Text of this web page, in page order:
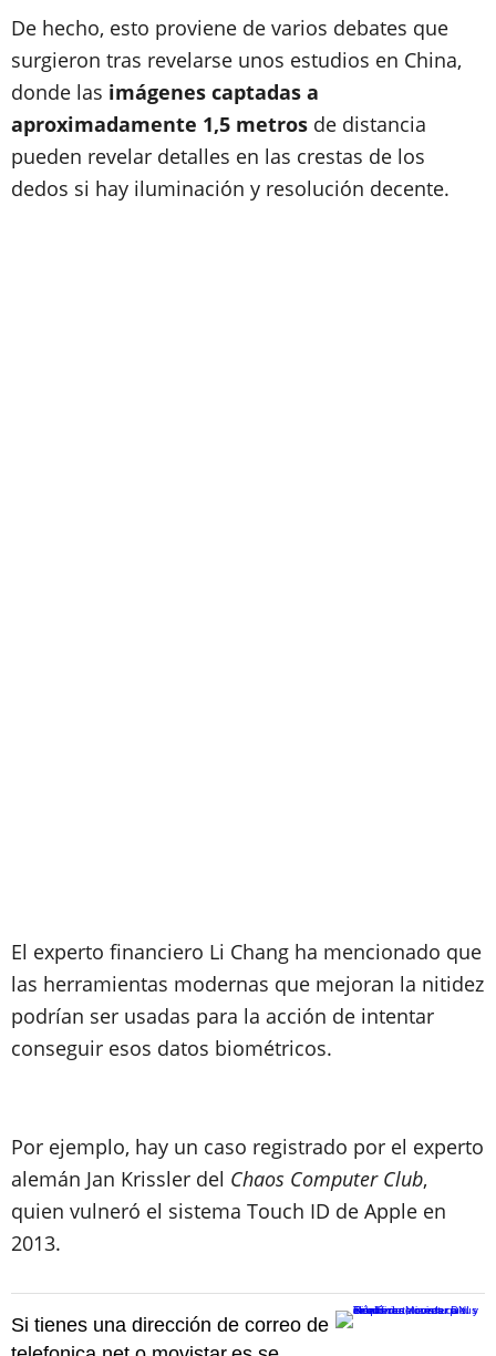
De hecho, esto proviene de varios debates que
surgieron tras revelarse unos estudios en China,
donde las imágenes captadas a
aproximadamente 1,5 metros de distancia
pueden revelar detalles en las crestas de los
dedos si hay iluminación y resolución decente.
El experto financiero Li Chang ha mencionado que
las herramientas modernas que mejoran la nitidez
podrían ser usadas para la acción de intentar
conseguir esos datos biométricos.
Por ejemplo, hay un caso registrado por el experto
alemán Jan Krissler del Chaos Computer Club,
quien vulneró el sistema Touch ID de Apple en
2013.
Si tienes una dirección de correo de